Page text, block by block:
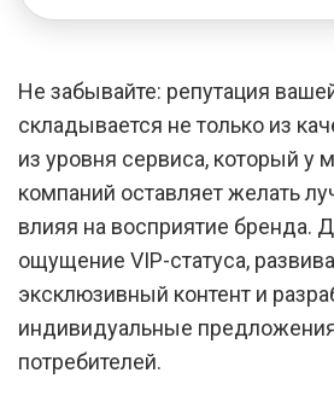
Не забывайте: репутация
складывается не только из
из уровня сервиса, который у
компаний оставляет желать
влияя на восприятие бренда.
ощущение VIP-статуса,
эксклюзивный контент и
индивидуальные
потребителей.